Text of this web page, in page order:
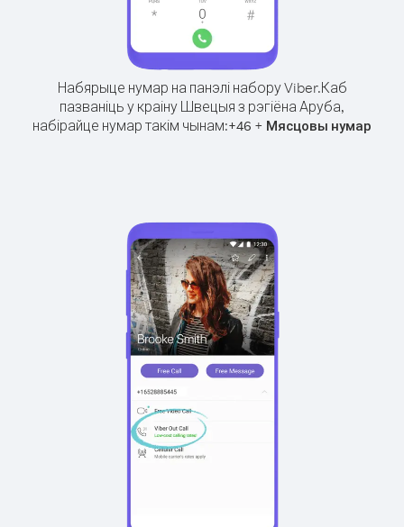
Набярыце нумар на панэлі набору Viber.Каб
пазваніць у краіну Швецыя з рэгіёна Аруба,
набірайце нумар такім чынам:+46 + Мясцовы нумар